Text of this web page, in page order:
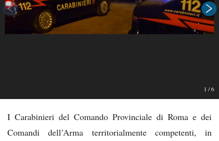
1 /6
I Carabinieri del Comando Provinciale di Roma e dei
Comandi dell’Arma territorialmente competenti, in